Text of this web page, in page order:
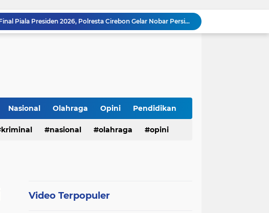
Ringkus Satu Orang Tersangka, Satresnarkoba Polres Payakumbuh Amankan Satu Paket Sabu
Walikota Zulmaeta Melantik Pengurus Baru KONI Kota Payakumbuh Masa Bakti 2026-2030
Gerhana Matahari Total 12 Agustus 2026: Fenomena Langka, Apakah Bisa Dilihat dari Indonesia?
Nasional Olahraga Opini Pendidikan
kriminal nasional olahraga opini
Video Terpopuler